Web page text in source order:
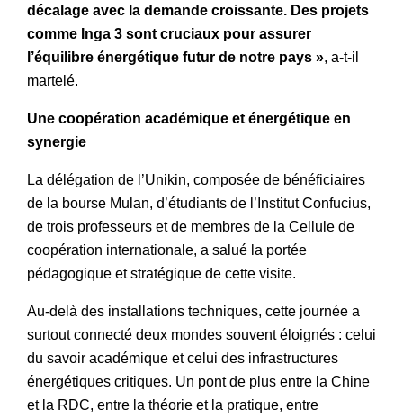
décalage avec la demande croissante. Des projets
comme Inga 3 sont cruciaux pour assurer
l’équilibre énergétique futur de notre pays », a-t-il
martelé.
Une coopération académique et énergétique en
synergie
La délégation de l’Unikin, composée de bénéficiaires
de la bourse Mulan, d’étudiants de l’Institut Confucius,
de trois professeurs et de membres de la Cellule de
coopération internationale, a salué la portée
pédagogique et stratégique de cette visite.
Au-delà des installations techniques, cette journée a
surtout connecté deux mondes souvent éloignés : celui
du savoir académique et celui des infrastructures
énergétiques critiques. Un pont de plus entre la Chine
et la RDC, entre la théorie et la pratique, entre